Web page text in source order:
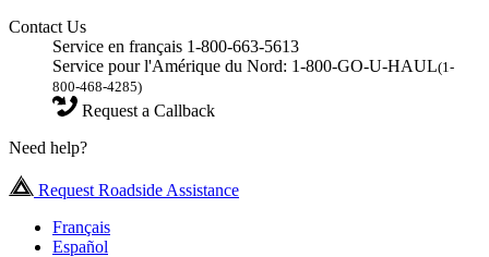
Contact Us
Service en français 1-800-663-5613
Service pour l'Amérique du Nord: 1-800-GO-U-HAUL(1-
800-468-4285)
Request a Callback
Need help?
Request Roadside Assistance
Français
Español